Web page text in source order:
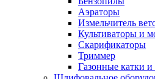
Аэраторы
Измельчитель
Культиваторы и
Скарификаторы
Триммер
Газонные катки и